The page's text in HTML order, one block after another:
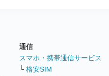
通信
スマホ・携帯通信サービス
└ 格安SIM